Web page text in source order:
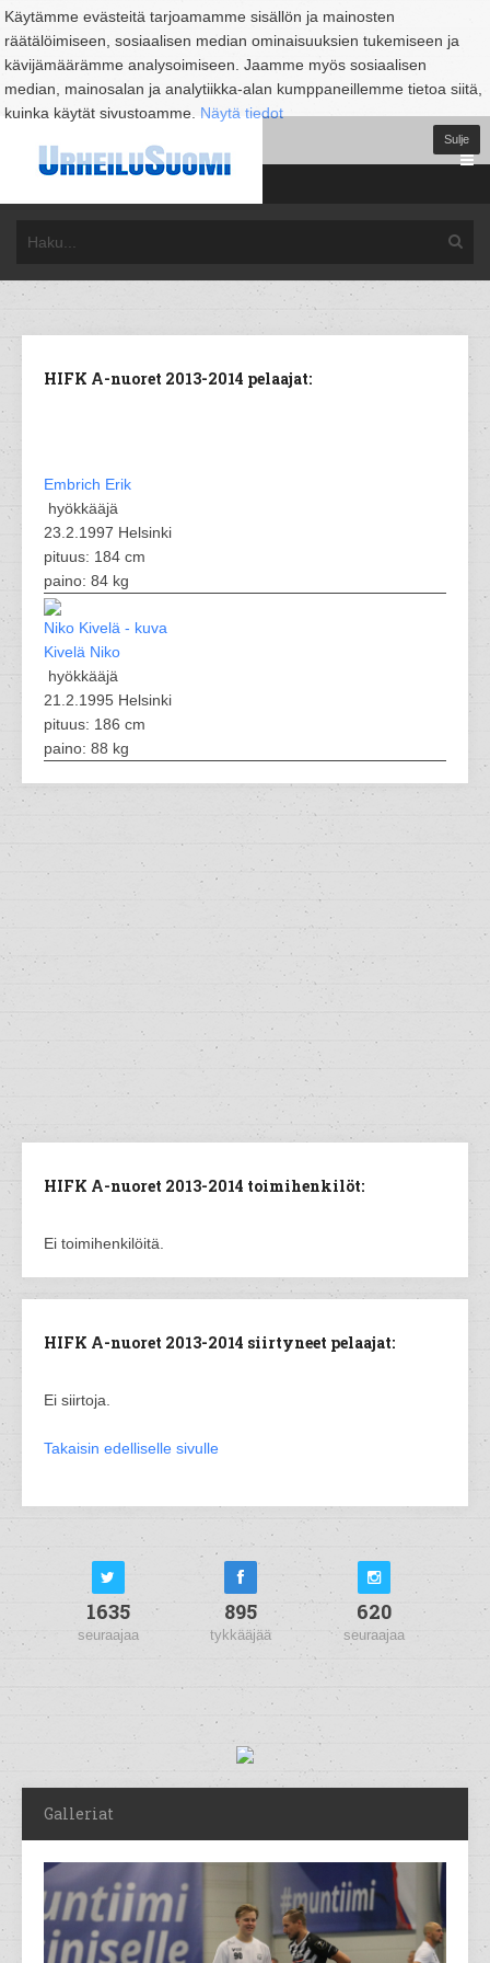
Käytämme evästeitä tarjoamamme sisällön ja mainosten
räätälöimiseen, sosiaalisen median ominaisuuksien tukemiseen ja
kävijämäärämme analysoimiseen. Jaamme myös sosiaalisen
median, mainosalan ja analytiikka-alan kumppaneillemme tietoa siitä,
kuinka käytät sivustoamme. Näytä tiedot
Sulje
HIFK A-nuoret 2013-2014 pelaajat:
Embrich Erik
hyökkääjä
23.2.1997 Helsinki
pituus: 184 cm
paino: 84 kg
Kivelä Niko
hyökkääjä
21.2.1995 Helsinki
pituus: 186 cm
paino: 88 kg
HIFK A-nuoret 2013-2014 toimihenkilöt:
Ei toimihenkilöitä.
HIFK A-nuoret 2013-2014 siirtyneet pelaajat:
Ei siirtoja.
Takaisin edelliselle sivulle
1635
seuraajaa
895
tykkääjää
620
seuraajaa
Galleriat